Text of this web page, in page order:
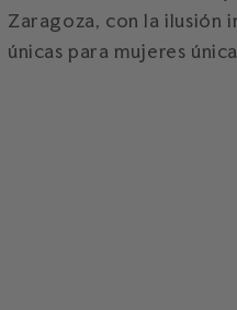
Zaragoza, con la ilusión
únicas para mujeres